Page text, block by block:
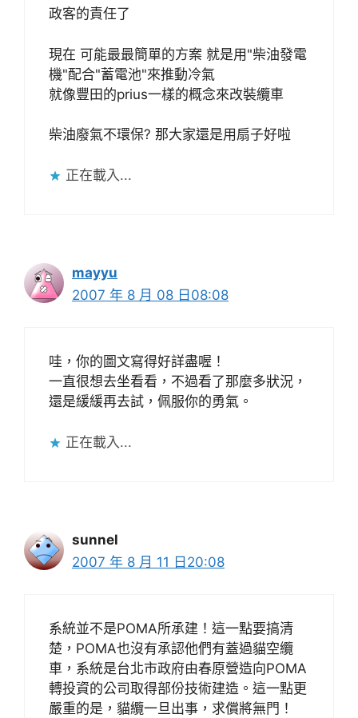
政客的責任了
現在 可能最最簡單的方案 就是用"柴油發電
機"配合"蓄電池"來推動冷氣
就像豐田的prius一樣的概念來改裝纜車
柴油廢氣不環保? 那大家還是用扇子好啦
正在載入...
mayyu
2007 年 8 月 08 日08:08
哇，你的圖文寫得好詳盡喔！
一直很想去坐看看，不過看了那麼多狀況，
還是緩緩再去試，佩服你的勇氣。
正在載入...
sunnel
2007 年 8 月 11 日20:08
系統並不是POMA所承建！這一點要搞清
楚，POMA也沒有承認他們有蓋過貓空纜
車，系統是台北市政府由春原營造向POMA
轉投資的公司取得部份技術建造。這一點更
嚴重的是，貓纜一旦出事，求償將無門！